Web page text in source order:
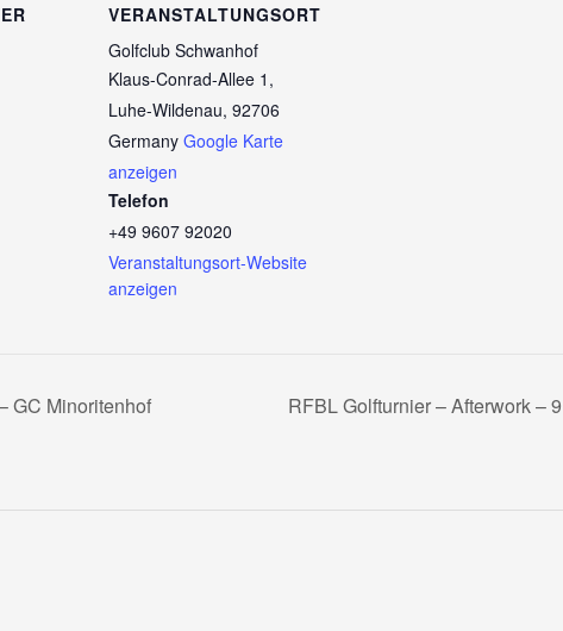
VERANSTALTUNGSORT
Golfclub Schwanhof
Klaus-Conrad-Allee 1,
Luhe-Wildenau, 92706
Germany Google Karte
anzeigen
Telefon
+49 9607 92020
Veranstaltungsort-Website
anzeigen
GC Minoritenhof RFBL Golfturnier – Afterwork –